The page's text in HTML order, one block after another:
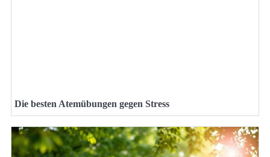
Die besten Atemübungen gegen Stress